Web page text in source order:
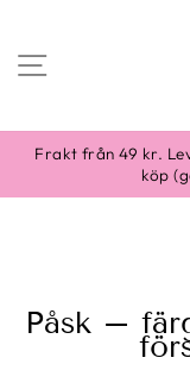
content
Frakt från 49 kr.
köp
Påsk –